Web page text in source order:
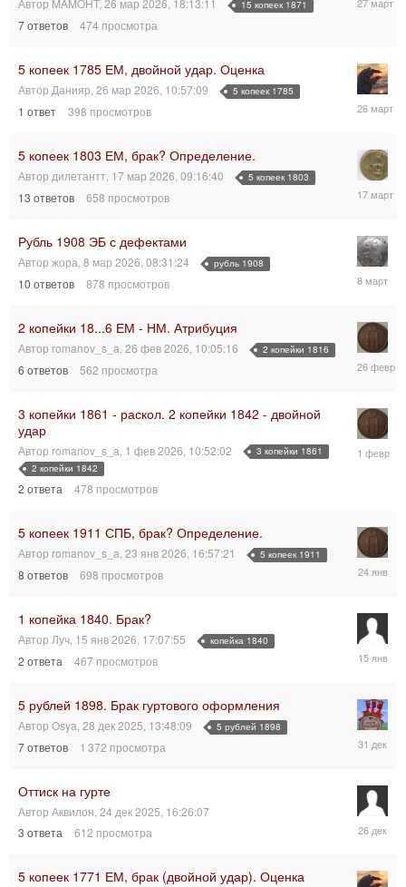
Автор MAMOHT, 26 мар 2026, 18:13:11 15 копеек 1871
7ответов 474 просмотра
5 копеек 1785 ЕМ, двойной удар. Оценка
Автор Данияр 26 мар 2026, 10:57:09 5 копеек 1785
1 ответ 398 просмотров
26
15:48:06
5 копеек 1803 ЕМ, брак? Определение.
Автор дилетантт 17 мар 2026, 09:16:40 5 копеек 1803
13 ответов 658 просмотров
17
12:19:47
Рубль 1908 ЭБ с дефектами
Автор жора 8 мар 2026, 08:31:24 рубль 1908
10 ответов 878 просмотров
8
15:36:57
2 копейки 18...6 ЕМ - НМ. Атрибуция
Автор romanov_s_a 26 фев 2026, 10:05:16 2 копейки 1816
6 ответов 562 просмотра
26
фев
14:16:40
3 копейки 1861 - раскол. 2 копейки 1842 - двойной
удар
Автор romanov_s_a 1 фев 2026, 10:52:02
3 копейки 1861
2 копейки 1842
2 ответа 478 просмотров
1
фев
5 копеек 1911 СПБ, брак? Определение.
Автор romanov_s_a 23 янв 2026, 16:57:21 5 копеек 1911
8 ответов 698 просмотров
24
13:54:38
1 копейка 1840. Брак?
Автор Луч 15 янв 2026, 17:07:55 копейка 1840
2 ответа 467 просмотров
15
17:19:35
5 рублей 1898. Брак гуртового оформления
Автор Osya 28 дек 2025, 13:48:09 5 рублей 1898
7ответов 1 372 просмотра
31
дек
13:25:25
Оттиск на гурте
Автор Аквилон 24 дек 2025, 16:26:07
3 ответа 612 просмотра
26
дек
09:58:04
5 копеек 1771 ЕМ, брак (двойной удар). Оценка